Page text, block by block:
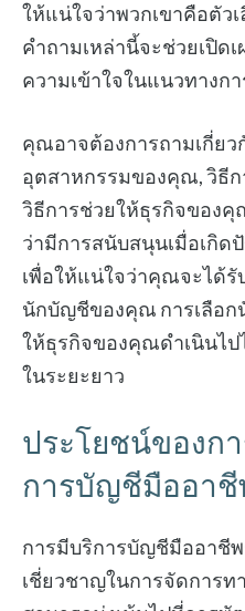
ให้แน่ใจว่าพวกเขาคือตัว
คำถามเหล่านี้จะช่วยเปิ
ความเข้าใจในแนวทางก
คุณอาจต้องการถามเกี่ย
อุตสาหกรรมของคุณ, วิธี
วิธีการช่วยให้ธุรกิจของ
ว่ามีการสนับสนุนเมื่อเกิด
เพื่อให้แน่ใจว่าคุณจะได้
นักบัญชีของคุณ การเลือ
ให้ธุรกิจของคุณดำเนินไ
ในระยะยาว
ประโยชน์ของก
การบัญชีมืออาชี
การมีบริการบัญชีมืออาชี
เชี่ยวชาญในการจัดการท